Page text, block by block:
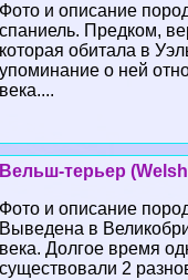
Фото и описание
спаниель. Предком,
которая обитала в
упоминание о ней
века....
Вельш-терьер
Фото и описание
Выведена в
века. Долгое время
существовали 2